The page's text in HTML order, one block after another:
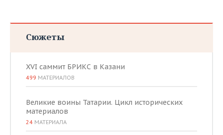
Сюжеты
XVI саммит БРИКС в Казани
499 МАТЕРИАЛОВ
Великие воины Татарии. Цикл исторических
материалов
24 МАТЕРИАЛА